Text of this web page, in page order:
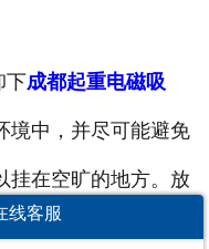
下成都起重电磁吸
境中，并尽可能避免
挂在空旷的地方。放
湿，将会严重影响
线客服